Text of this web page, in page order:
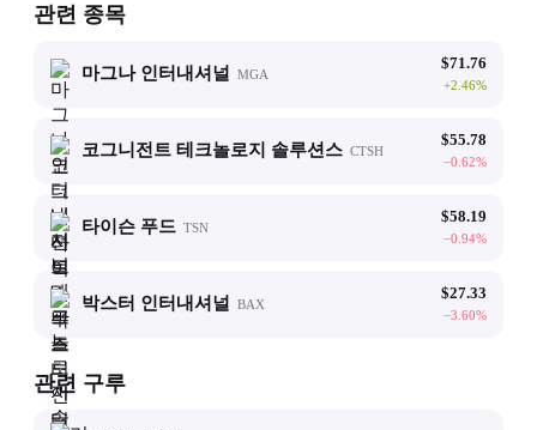
관련 종목
마그나 인터내셔널 MGA
$71.76
+2.46%
코그니전트 테크놀로지 솔루션스 CTSH
$55.78
−0.62%
타이슨 푸드 TSN
$58.19
−0.94%
박스터 인터내셔널 BAX
$27.33
−3.60%
관련 구루